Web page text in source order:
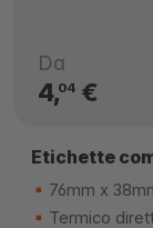
Da
4,04€
Etichette
76mm x
Termico